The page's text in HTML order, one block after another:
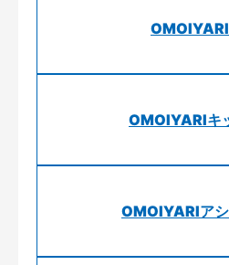
OMOIYARIキ
OMOIYARIア